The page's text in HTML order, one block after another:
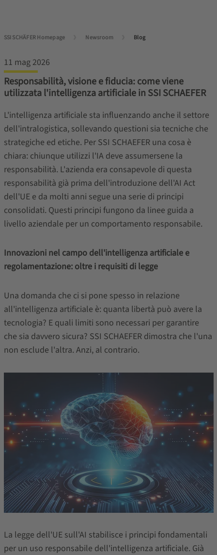
SSI SCHÄFER Homepage Newsroom Blog
11 mag 2026
Responsabilità, visione e fiducia: come viene
utilizzata l'intelligenza artificiale in SSI SCHAEFER
L'intelligenza artificiale sta influenzando anche il settore
dell'intralogistica, sollevando questioni sia tecniche che
strategiche ed etiche. Per SSI SCHAEFER una cosa è
chiara: chiunque utilizzi l'IA deve assumersene la
responsabilità. L'azienda era consapevole di questa
responsabilità già prima dell'introduzione dell'AI Act
dell'UE e da molti anni segue una serie di principi
consolidati. Questi principi fungono da linee guida a
livello aziendale per un comportamento responsabile.
Innovazioni nel campo dell'intelligenza artificiale e
regolamentazione: oltre i requisiti di legge
Una domanda che ci si pone spesso in relazione
all'intelligenza artificiale è: quanta libertà può avere la
tecnologia? E quali limiti sono necessari per garantire
che sia davvero sicura? SSI SCHAEFER dimostra che l'una
non esclude l'altra. Anzi, al contrario.
La legge dell'UE sull'AI stabilisce i principi fondamentali
per un uso responsabile dell'intelligenza artificiale. Già